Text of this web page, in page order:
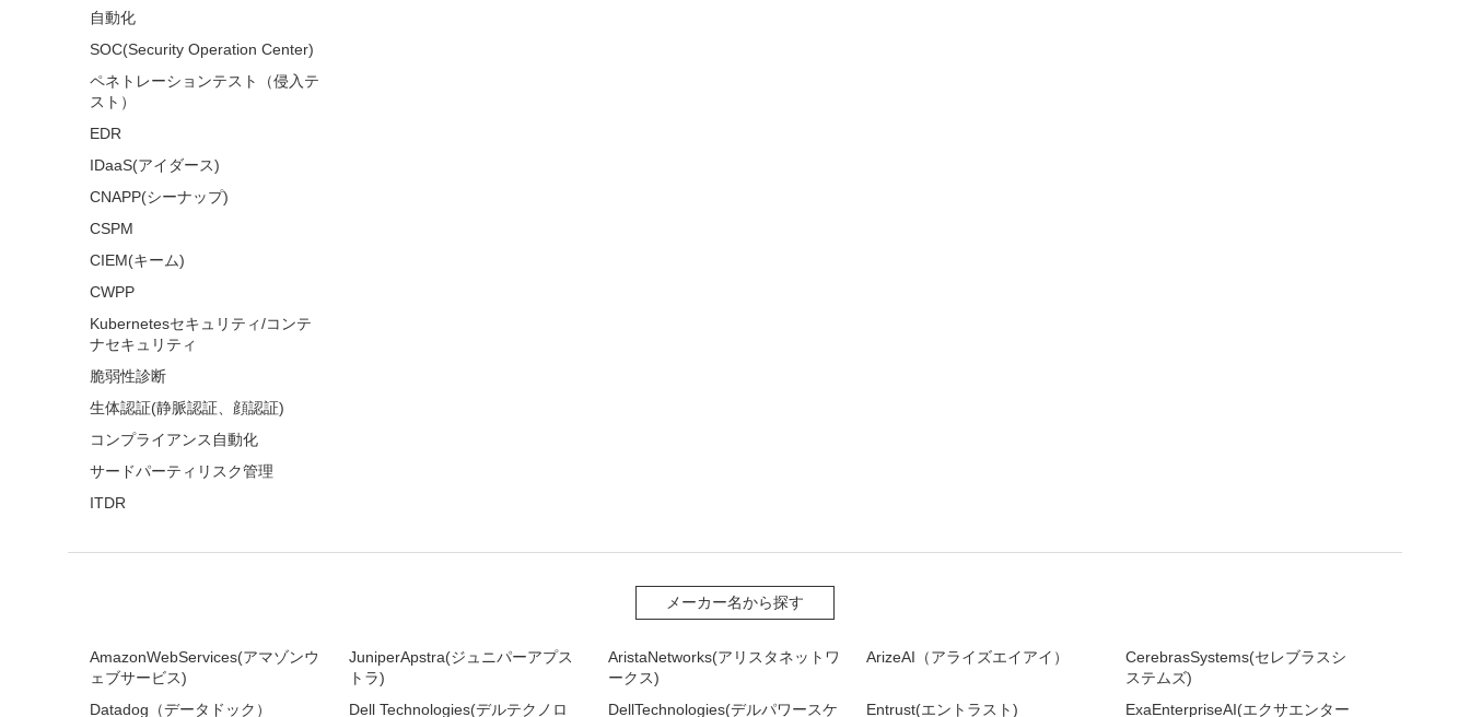
自動化
SOC(Security Operation Center)
ペネトレーションテスト（侵入テ
スト）
EDR
IDaaS(アイダース)
CNAPP(シーナップ)
CSPM
CIEM(キーム)
CWPP
Kubernetesセキュリティ/コンテ
ナセキュリティ
脆弱性診断
生体認証(静脈認証、顔認証)
コンプライアンス自動化
サードパーティリスク管理
ITDR
メーカー名から探す
AmazonWebServices(アマゾンウ
ェブサービス)
JuniperApstra(ジュニパーアプス
トラ)
AristaNetworks(アリスタネットワ
ークス)
ArizeAI（アライズエイアイ）
CerebrasSystems(セレブラスシ
ステムズ)
Datadog（データドック）
Dell Technologies(デルテクノロ DellTechnologies(デルパワースケ Entrust(エントラスト) ExaEnterpriseAI(エクサエンター